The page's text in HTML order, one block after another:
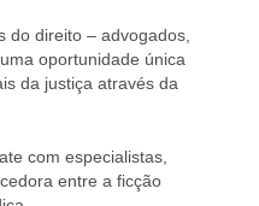
do direito – advogados,
oportunidade única
da justiça através da
com especialistas,
entre a ficção